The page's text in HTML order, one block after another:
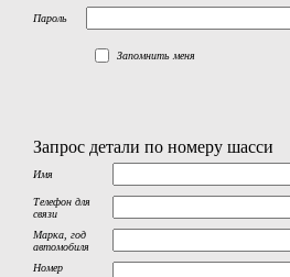
Пароль
Запомнить меня
Запрос детали по номеру шасси
Имя
Телефон для
связи
Марка, год
автомобиля
Номер